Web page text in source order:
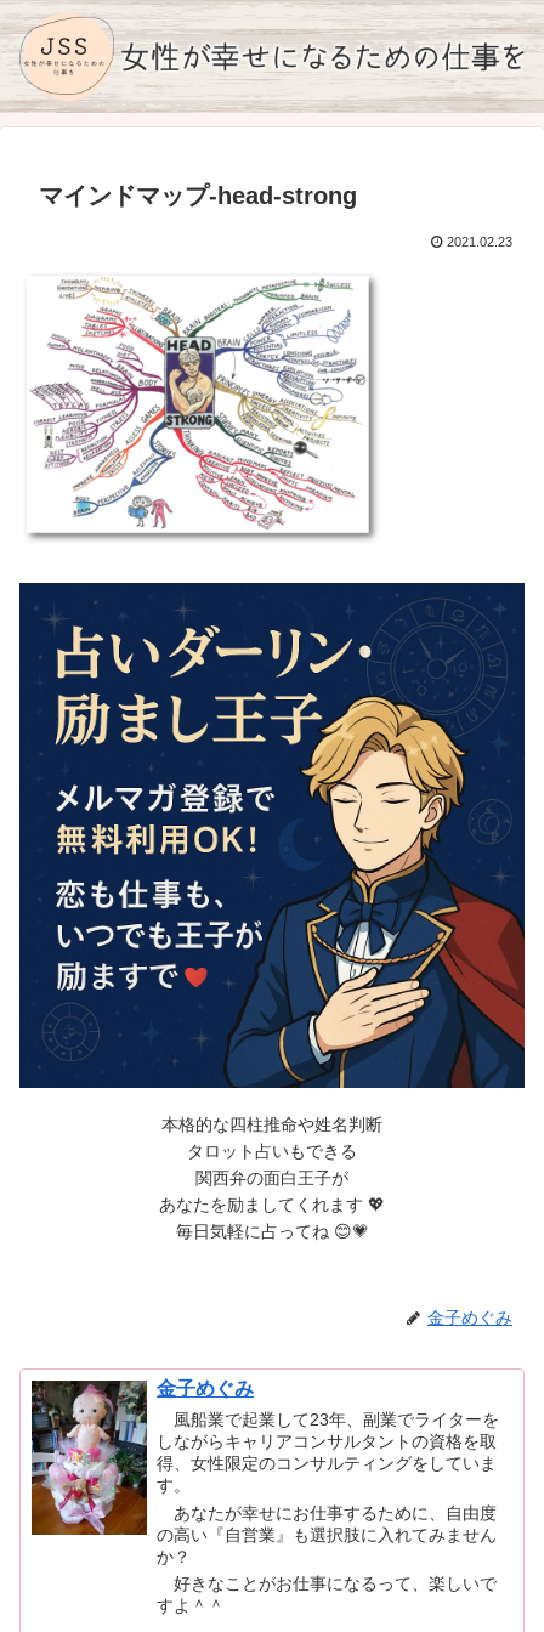
マインドマップ-head-strong
2021.02.23
本格的な四柱推命や姓名判断
タロット占いもできる
関西弁の面白王子が
あなたを励ましてくれます 💖
毎日気軽に占ってね 😊💗
金子めぐみ
金子めぐみ
風船業で起業して23年、副業でライターを
しながらキャリアコンサルタントの資格を取
得、女性限定のコンサルティングをしていま
す。
あなたが幸せにお仕事するために、自由度
の高い『自営業』も選択肢に入れてみません
か？
好きなことがお仕事になるって、楽しいで
すよ＾＾